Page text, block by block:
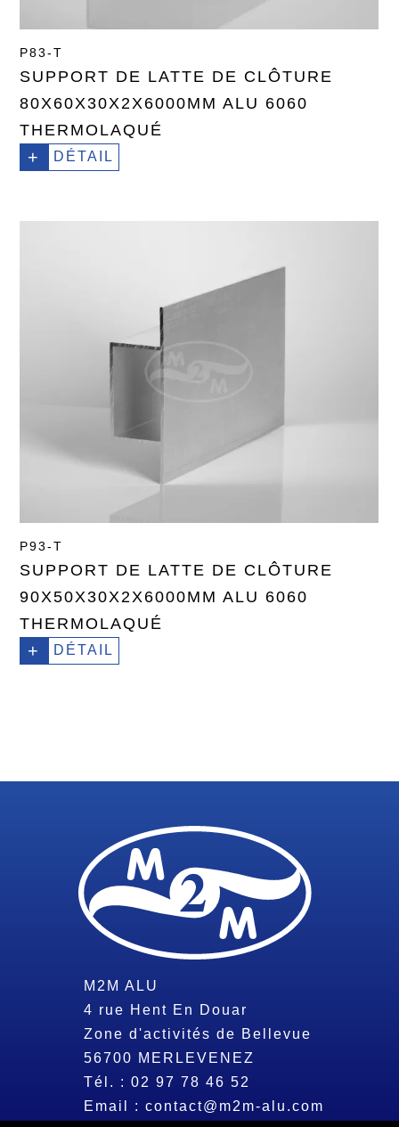
P83-T
SUPPORT DE LATTE DE CLÔTURE
80X60X30X2X6000MM ALU 6060
THERMOLAQUÉ
+ DÉTAIL
P93-T
SUPPORT DE LATTE DE CLÔTURE
90X50X30X2X6000MM ALU 6060
THERMOLAQUÉ
+ DÉTAIL
M2M ALU
4 rue Hent En Douar
Zone d'activités de Bellevue
56700 MERLEVENEZ
Tél. :02 97 78 46 52
Email :contact@m2m-alu.com